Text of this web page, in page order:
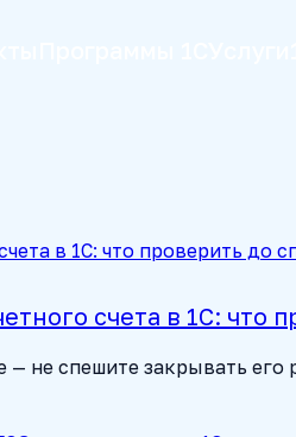
счета в 1С: что
не спешите закрывать